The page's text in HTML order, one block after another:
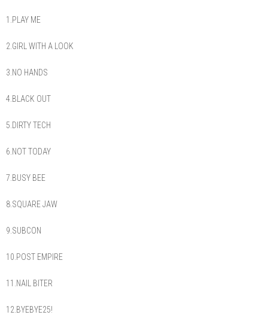
1.PLAY ME
2.GIRL WITH A LOOK
3.NO HANDS
4.BLACK OUT
5.DIRTY TECH
6.NOT TODAY
7.BUSY BEE
8.SQUARE JAW
9.SUBCON
10.POST EMPIRE
11.NAIL BITER
12.BYEBYE25!